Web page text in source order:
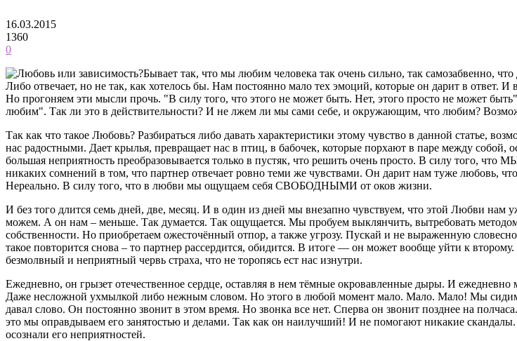
16.03.2015
1360
0
Бывает так, что мы любим человека так очень сильно, так самозабвенно,
Либо отвечает, но не так, как хотелось бы. Нам постоянно мало тех эмоций, которые он дарит в
Но прогоняем эти мысли прочь. "В силу того, что этого не может быть. Нет, этого просто не может
любим". Так ли это в действительности? И не лжем ли мы сами себе, и окружающим, что любим?
Так как что такое Любовь? Разбираться либо давать характеристики этому чувство в данной статье,
нас радостными. Дает крылья, превращает нас в птиц, в бабочек, которые порхают в паре между собой,
большая неприятность преобразовывается только в пустяк, что решить очень просто. В силу того, что
никаких сомнений в том, что партнер отвечает ровно теми же чувствами. Он дарит нам туже любовь,
Нереально. В силу того, что в любви мы ощущаем себя СВОБОДНЫМИ от оков жизни.
И без того длится семь дней, две, месяц. И в один из дней мы внезапно чувствуем, что этой Любви нам
можем. А он нам – меньше. Так думается. Так ощущается. Мы пробуем выклянчить, вытребовать
собственности. Но приобретаем ожесточённый отпор, а также угрозу. Пускай и не выраженную
такое повторится снова – то партнер рассердится, обидится. В итоге — он может вообще уйти к
безмолвный и неприятный червь страха, что не торопясь ест нас изнутри.
Ежедневно, он грызет отечественное сердце, оставляя в нем тёмные окровавленные дыры. И
Даже несложной ухмылкой либо нежным словом. Но этого в любой момент мало. Мало. Мало! Мы сидим
давал слово. Он постоянно звонит в этом время. Но звонка все нет. Сперва он звонит позднее на
это мы оправдываем его занятостью и делами. Так как он наилучший! И не помогают никакие
осознали его неприятностей.